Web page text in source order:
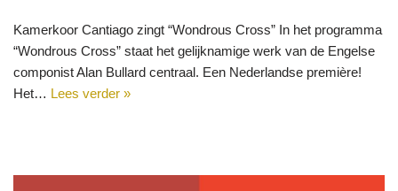
Kamerkoor Cantiago zingt “Wondrous Cross” In het programma
“Wondrous Cross” staat het gelijknamige werk van de Engelse
componist Alan Bullard centraal. Een Nederlandse première!
Het… Lees verder »